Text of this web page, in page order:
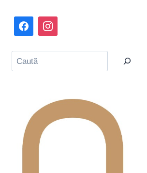
Caută